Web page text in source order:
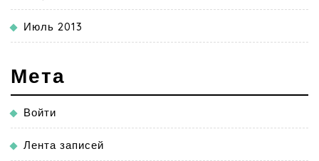
Июль 2013
Мета
Войти
Лента записей